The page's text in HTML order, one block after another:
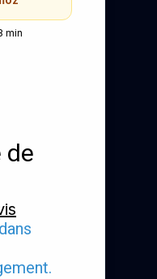
min
de
dans